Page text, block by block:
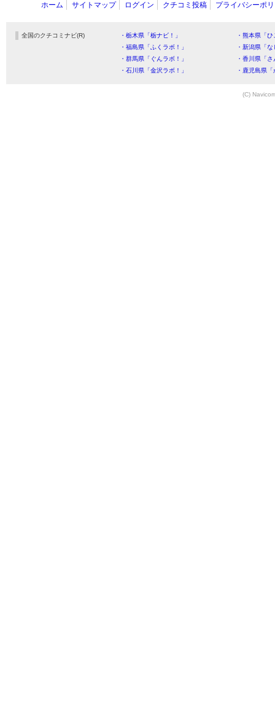
ホーム サイトマップ ログイン クチコミ投稿 プライバシーポ
全国のクチコミナビ(R) ・栃木県「栃ナビ！」
・熊本県「
・福島県「ふくラボ！」
・新潟県「
・群馬県「ぐんラボ！」
・香川県「
・石川県「金沢ラボ！」
・鹿児島県
(C)